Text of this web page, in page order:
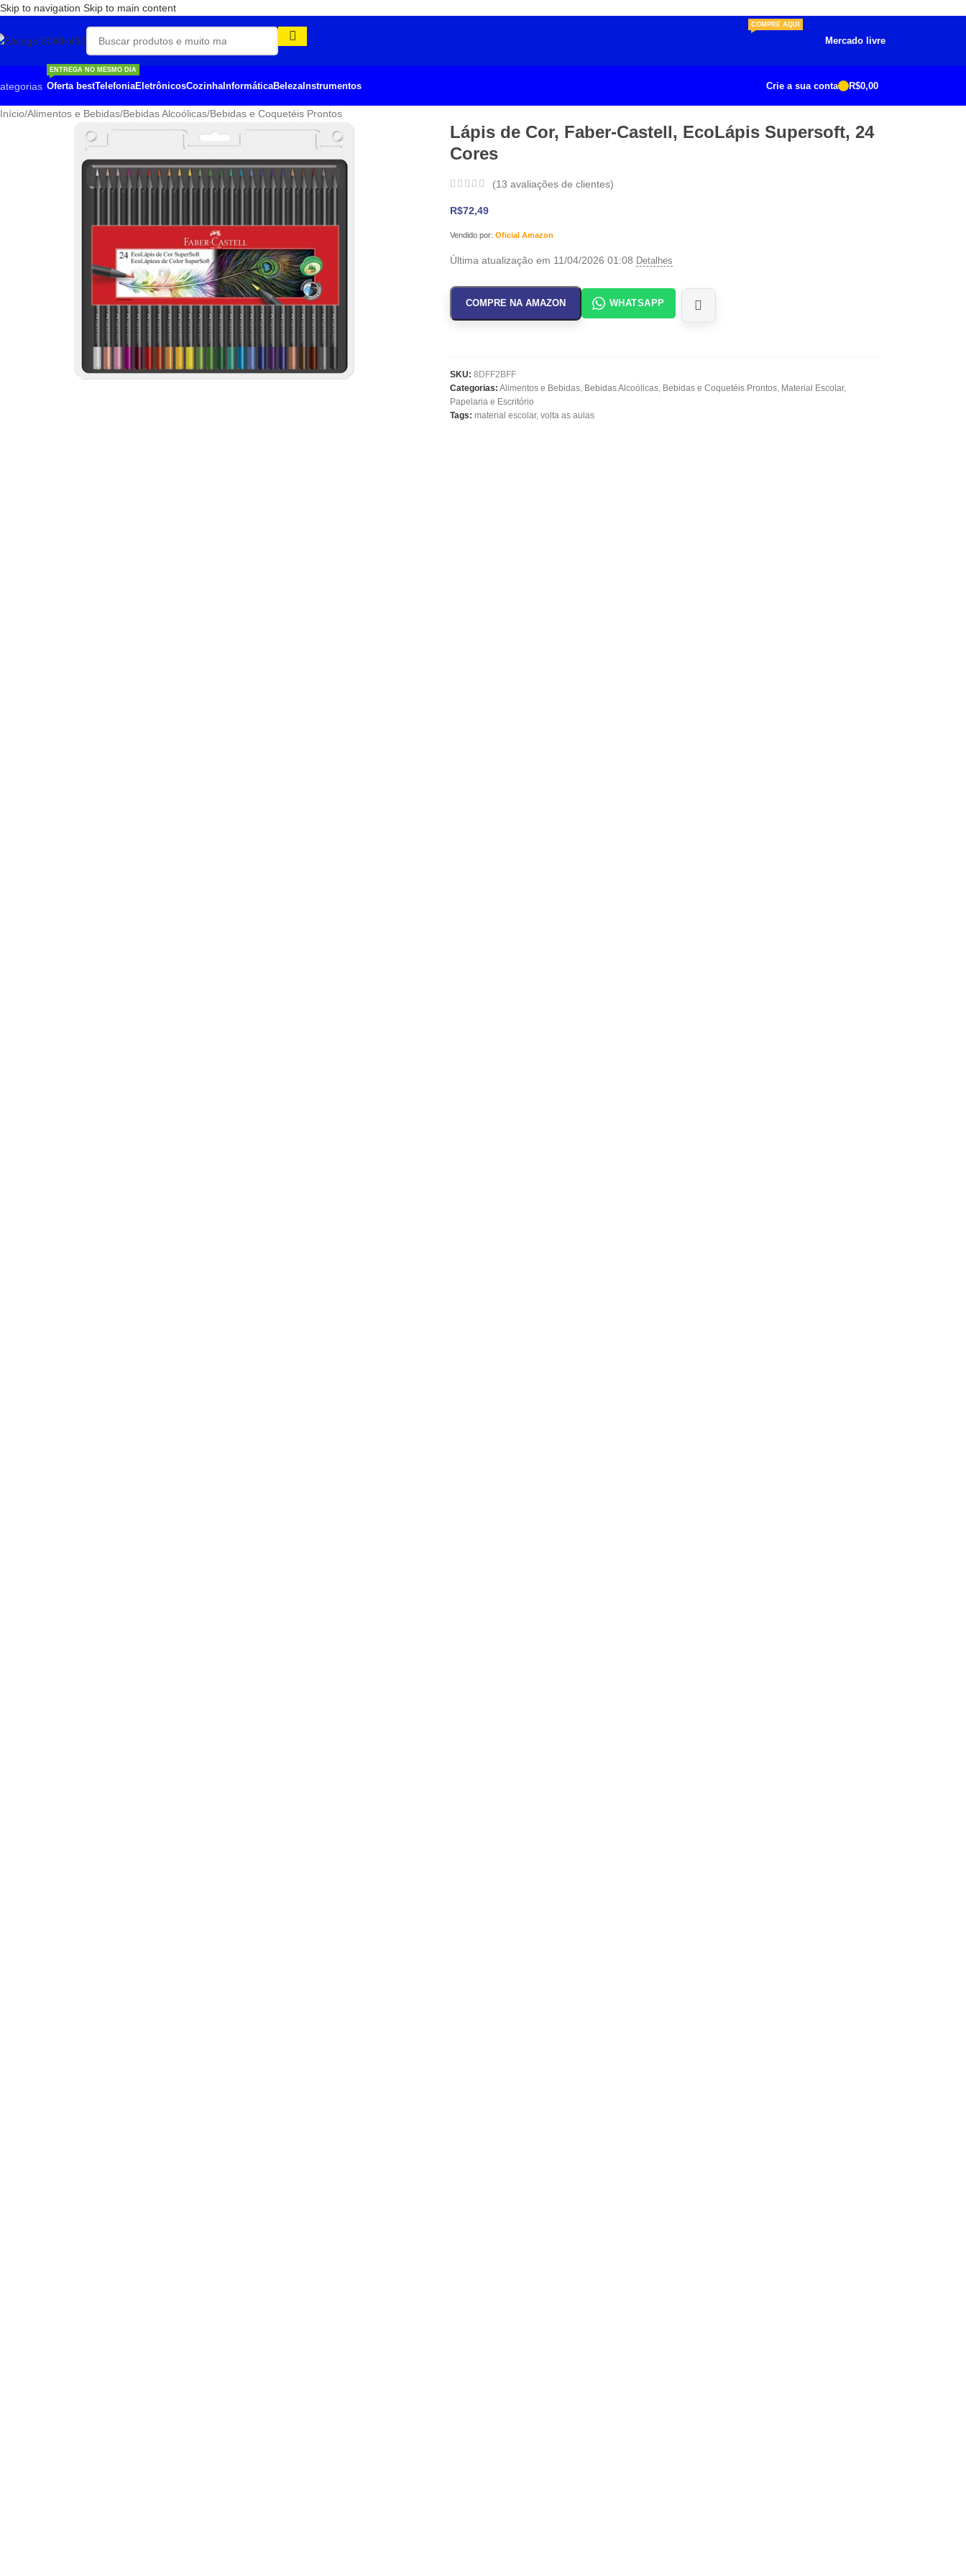
Skip to navigation Skip to main content
Mercado livre
COMPRE AQUI
Oferta best
ENTREGA NO MESMO DIA
TelefoniaEletrônicosCozinhaInformáticaBelezaInstrumentos Crie a sua conta R$0,00
Início/Alimentos e Bebidas/Bebidas Alcoólicas/Bebidas e Coquetéis Prontos
Lápis de Cor, Faber-Castell, EcoLápis Supersoft, 24
Cores
(13 avaliações de clientes)
R$72,49
Vendido por: Oficial Amazon
Última atualização em 11/04/2026 01:08 Detalhes
COMPRE NA AMAZON WHATSAPP
SKU: 8DFF2BFF
Categorias: Alimentos e Bebidas, Bebidas Alcoólicas, Bebidas e Coquetéis Prontos, Material Escolar,
Papelaria e Escritório
Tags: material escolar, volta as aulas